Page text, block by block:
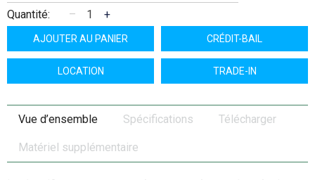
Quantité:
– +
AJOUTER AU PANIER CRÉDIT-BAIL
LOCATION TRADE-IN
Vue d’ensemble Spécifications Télécharger
Matériel supplémentaire